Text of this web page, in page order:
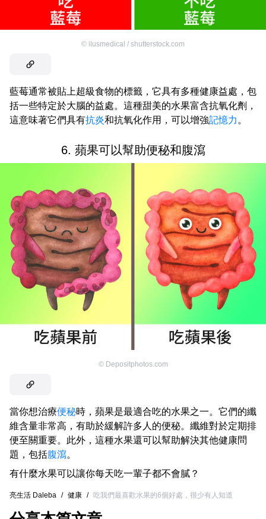
© ilusmedical / shutterstock.com
藍莓通常被貼上超級食物的標籤，它具有多種健康益處，包
括一些特定於大腦的益處。這種甜美的水果富含抗氧化劑，
這意味著它們具有抗炎和抗氧化作用，可以增強記憶力 。
6. 蘋果可以幫助便秘和腹瀉
© Depositphotos.com
當你想治療便秘時，蘋果是最適合吃的水果之一。它們的纖
維含量非常高，有助於緩解許多人的便秘。纖維對於定期排
便至關重要。此外，這種水果還可以幫助解決其他健康問
題，包括腹瀉。
有什麼水果可以讓你每天吃一輩子都不會膩？
亮生活 Daleba / 健康 / 吃我們最喜歡水果的6個好處，很少有人知道